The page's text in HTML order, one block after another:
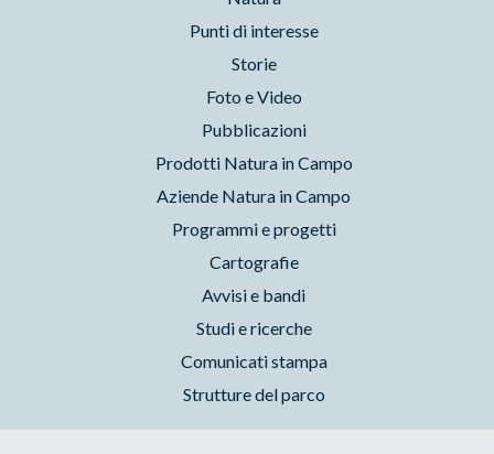
Punti di interesse
Storie
Foto e Video
Pubblicazioni
Prodotti Natura in Campo
Aziende Natura in Campo
Programmi e progetti
Cartografie
Avvisi e bandi
Studi e ricerche
Comunicati stampa
Strutture del parco